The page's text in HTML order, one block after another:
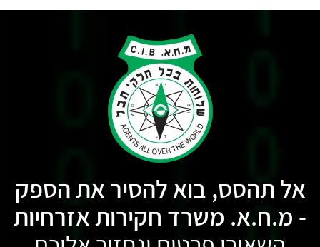
אל תהסס, בוא להסיר את הספק
- מ.ח.א. משרד חקירות אזרחיות